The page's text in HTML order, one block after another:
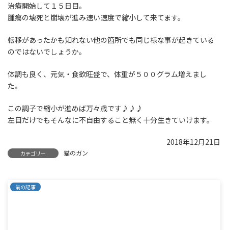
治療開始して１５日目。
腫瘍の壊死と崩壊が進み速い速度で縮小して来てます。
転移があったかも知れない他の箇所でも同じ様な事が起きている
のではないでしょうか。
体調も良く、元気・食欲旺盛で、体重が５００グラム増えまし
た。
この調子で縮小が進めば万々歳です♪♪♪
左目だけでもそんなに不自由すること無く十分生きていけます。
2018年12月21日
カテゴリー 猫のガン
前の記事